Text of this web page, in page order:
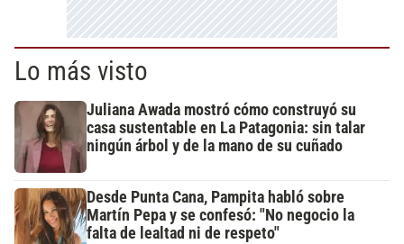
Lo más visto
Juliana Awada mostró cómo construyó su
casa sustentable en La Patagonia: sin talar
ningún árbol y de la mano de su cuñado
Desde Punta Cana, Pampita habló sobre
Martín Pepa y se confesó: "No negocio la
falta de lealtad ni de respeto"